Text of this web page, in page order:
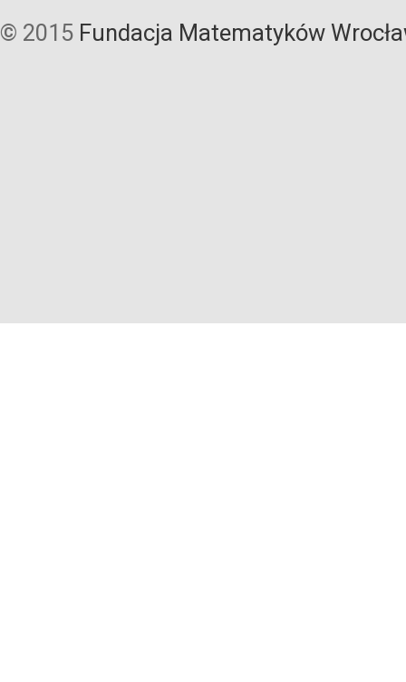
© 2015 Fundacja Matematyków